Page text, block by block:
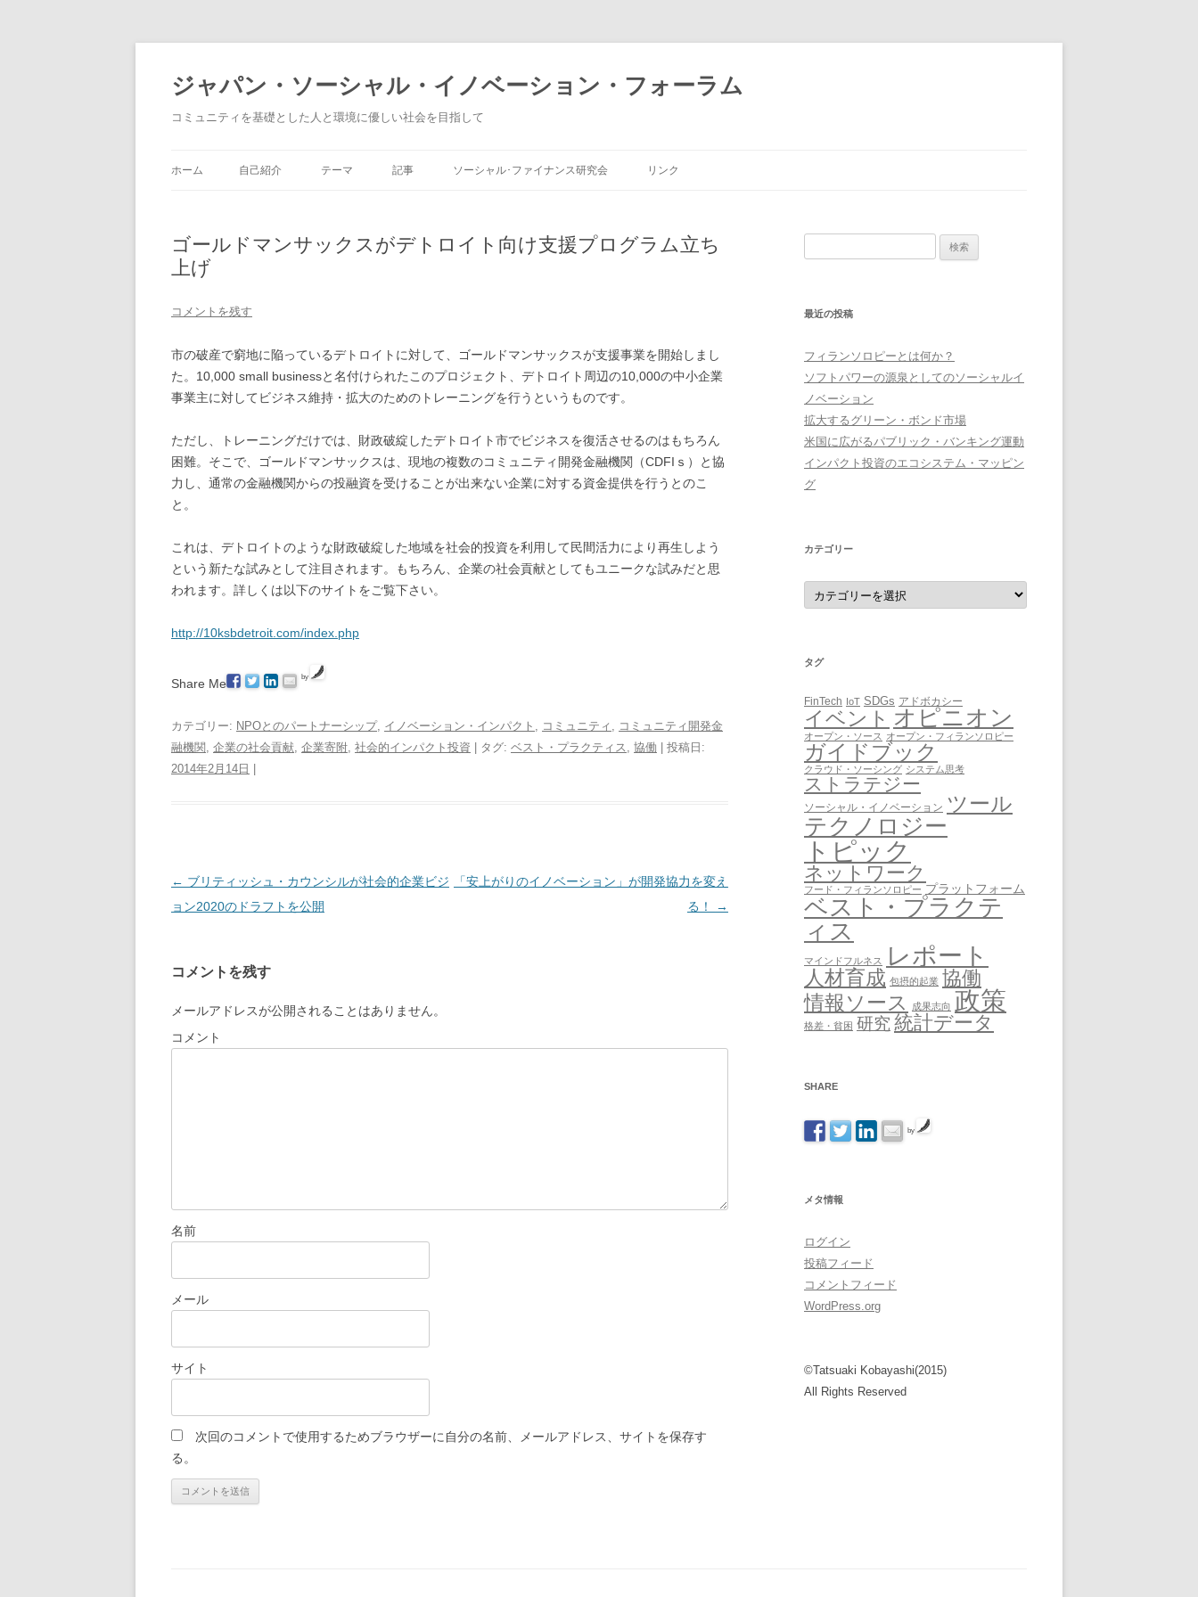
ジャパン・ソーシャル・イノベーション・フォーラム
コミュニティを基礎とした人と環境に優しい社会を目指して
ン
キ
ッ
ホーム 自己紹介 テーマ
非営利団体の経営戦略
記事 ソーシャル･ファイナンス研究会 リンク
NPO経営戦略
ゴールドマンサックスがデトロイト向け支援プログラム立ち
上げ
コメントを残す
市の破産で窮地に陥っているデトロイトに対して、ゴールドマンサックスが支援事業を開始しまし
た。10,000 small businessと名付けられたこのプロジェクト、デトロイト周辺の10,000の中小企業
事業主に対してビジネス維持・拡大のためのトレーニングを行うというものです。
ただし、トレーニングだけでは、財政破綻したデトロイト市でビジネスを復活させるのはもちろん
困難。そこで、ゴールドマンサックスは、現地の複数のコミュニティ開発金融機関（CDFIｓ）と協
力し、通常の金融機関からの投融資を受けることが出来ない企業に対する資金提供を行うとのこ
と。
これは、デトロイトのような財政破綻した地域を社会的投資を利用して民間活力により再生しよう
という新たな試みとして注目されます。もちろん、企業の社会貢献としてもユニークな試みだと思
われます。詳しくは以下のサイトをご覧下さい。
http://10ksbdetroit.com/index.php
Share Me by
カテゴリー: NPOとのパートナーシップ, イノベーション・インパクト , コミュニティ , コミュニティ開発金
融機関 , 企業の社会貢献, 企業寄附, 社会的インパクト投資 | タグ: ベスト・プラクティス , 協働 | 投稿日:
2014年2月14日
投
稿
ゲ
ー
シ
← ブリティッシュ・カウンシルが社会的企業ビジ
ョン2020のドラフトを公開
「安上がりのイノベーション」が開発協力を変え
る！
→
コメントを残す
メールアドレスが公開されることはありません。
コメント
名前
メール
サイト
次回のコメントで使用するためブラウザーに自分の名前、メールアドレス、サイトを保存す
る。
最近の投稿
フィランソロピーとは何か？
ソフトパワーの源泉としてのソーシャルイ
ノベーション
拡大するグリーン・ボンド市場
米国に広がるパブリック・バンキング運動
インパクト投資のエコシステム・マッピン
グ
カテゴリー
カ
テ
ゴ
タグ
FinTech IoT SDGs アドボカシー
イベント オピニオン
オープン・ソース オープン・フィランソロピー
ガイドブック
クラウド・ソーシング システム思考
ストラテジー
ソーシャル・イノベーション ツール
テクノロジー
トピック
ネットワーク
フード・フィランソロピー プラットフォーム
ベスト・プラクテ
ィス
マインドフルネス レポート
人材育成 包摂的起業 協働
情報ソース
成果志向 政策
格差・貧困 研究 統計データ
SHARE
by
メタ情報
ログイン
投稿フィード
コメントフィード
WordPress.org
©Tatsuaki Kobayashi(2015)
All Rights Reserved